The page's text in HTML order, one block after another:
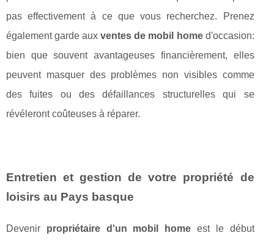
pas effectivement à ce que vous recherchez. Prenez
également garde auxventes de mobil homed'occasion:
bien que souvent avantageuses financièrement, elles
peuvent masquer des problèmes non visibles comme
des fuites ou des défaillances structurelles qui se
révéleront coûteuses à réparer.
Entretien et gestion de votre propriété de
loisirs au Pays basque
Devenir propriétaire d'un mobil home est le début